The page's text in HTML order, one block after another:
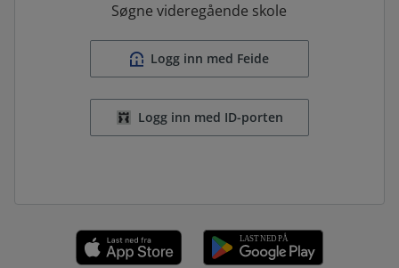
Søgne videregående skole
Logg inn med Feide
Logg inn med ID-porten